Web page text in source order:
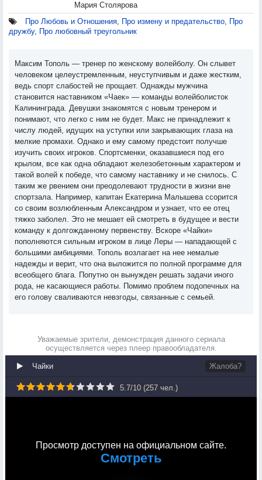
Мария Столярова
Про Любовь и Отношения, Про измену и предательство, Про
дружбу, Про любовный треугольник
Максим Тополь — тренер по женскому волейболу. Он слывет
человеком целеустремленным, неуступчивым и даже жестким,
ведь спорт слабостей не прощает. Однажды мужчина
становится наставником «Чаек» — команды волейболисток
Калининграда. Девушки знакомятся с новым тренером и
понимают, что легко с ним не будет. Макс не принадлежит к
числу людей, идущих на уступки или закрывающих глаза на
мелкие промахи. Однако и ему самому предстоит получше
изучить своих игроков. Спортсменки, оказавшиеся под его
крылом, все как одна обладают железобетонным характером и
такой волей к победе, что самому наставнику и не снилось. С
таким же рвением они преодолевают трудности в жизни вне
спортзала. Например, капитан Екатерина Малышева ссорится
со своим возлюбленным Александром и узнает, что ее отец
тяжко заболел. Это не мешает ей смотреть в будущее и вести
команду к долгожданному первенству. Вскоре «Чайки»
пополняются сильным игроком в лице Леры — нападающей с
большими амбициями. Тополь возлагает на нее немалые
надежды и верит, что она выложится по полной программе для
всеобщего блага. Попутно он вынужден решать задачи иного
рода, не касающиеся работы. Помимо проблем подопечных на
его голову сваливаются невзгоды, связанные с семьей.
Уважаемые зрители, демонстрация данного сериала
осуществляется через плеер правообладателя.
Чайки Жалоба?
5.7/10 (257 чел.)
Просмотр доступен на официальном сайте.
Смотреть